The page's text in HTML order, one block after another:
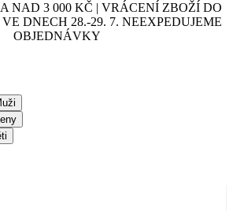
NAD 3 000 KČ | VRÁCENÍ ZBOŽÍ DO
DNECH 28.-29. 7. NEEXPEDUJEME
OBJEDNÁVKY